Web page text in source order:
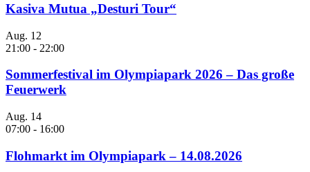
Kasiva Mutua „Desturi Tour“
Aug. 12
21:00 - 22:00
Sommerfestival im Olympiapark 2026 – Das große
Feuerwerk
Aug. 14
07:00 - 16:00
Flohmarkt im Olympiapark – 14.08.2026